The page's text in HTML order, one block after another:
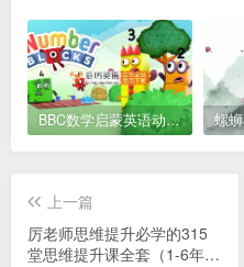
BBC数学启蒙英语动画Numberblocks数字积木，全七季共161集，1080P高清视频带英文字幕
上一篇
厉老师思维提升必学的315
堂思维提升课全套（1-6年级